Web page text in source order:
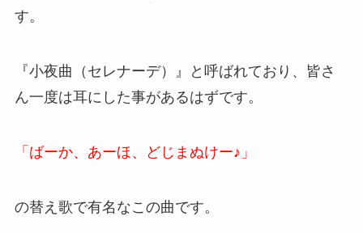
す。
『小夜曲（セレナーデ）』と呼ばれており、皆さ
ん一度は耳にした事があるはずです。
「ばーか、あーほ、どじまぬけー♪」
の替え歌で有名なこの曲です。